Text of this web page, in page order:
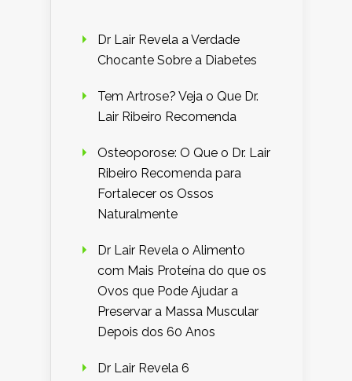
Dr Lair Revela a Verdade
Chocante Sobre a Diabetes
Tem Artrose? Veja o Que Dr.
Lair Ribeiro Recomenda
Osteoporose: O Que o Dr. Lair
Ribeiro Recomenda para
Fortalecer os Ossos
Naturalmente
Dr Lair Revela o Alimento
com Mais Proteína do que os
Ovos que Pode Ajudar a
Preservar a Massa Muscular
Depois dos 60 Anos
Dr Lair Revela 6